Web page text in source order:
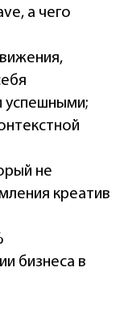
а чего
успешными;
не
креатив
бизнеса в